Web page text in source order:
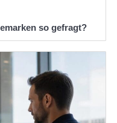
so gefragt?